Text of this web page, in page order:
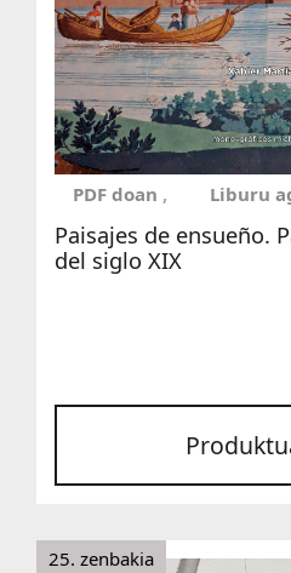
PDF doan Liburu
Paisajes de ensueño.
del siglo XIX
25. zenbakia